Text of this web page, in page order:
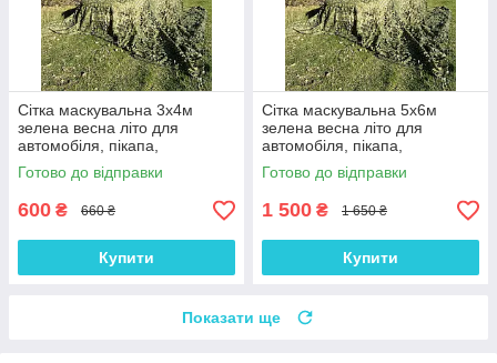
Сітка маскувальна 3х4м
зелена весна літо для
автомобіля, пікапа,
позашляховика та техніки
"Камуфляж №1"
Готово до відправки
600 ₴ 660 ₴
Купити
Сітка маскувальна 5х6м
зелена весна літо для
автомобіля, пікапа,
позашляховика та техніки
"Камуфляж №1"
Готово до відправки
1 500 ₴ 1 650 ₴
Купити
Показати ще